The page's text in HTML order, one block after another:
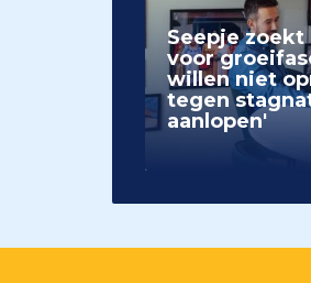
Seepje zoekt
voor
willen niet
tegen
aanlopen'